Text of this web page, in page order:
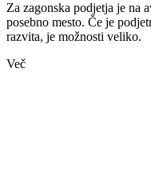
Za zagonska podjetja je na
posebno mesto. Če je
razvita, je možnosti veliko.
Več